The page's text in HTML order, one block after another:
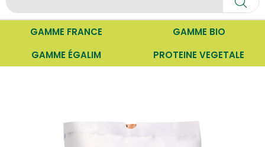
GAMME FRANCE
GAMME BIO
GAMME ÉGALIM
PROTEINE VEGETALE